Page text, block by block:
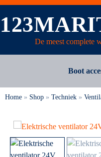
De meest complete
Boot
Home » Shop » Techniek »